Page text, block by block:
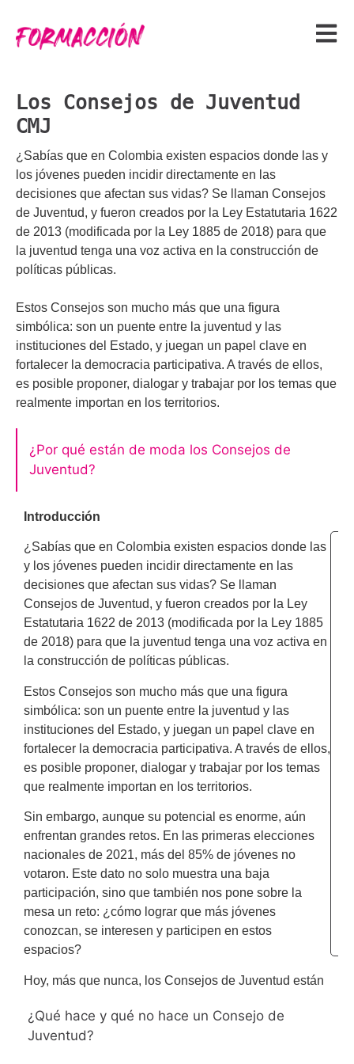
Los Consejos de Juventud
CMJ
¿Sabías que en Colombia existen espacios donde las y
los jóvenes pueden incidir directamente en las
decisiones que afectan sus vidas? Se llaman Consejos
de Juventud, y fueron creados por la Ley Estatutaria 1622
de 2013 (modificada por la Ley 1885 de 2018) para que
la juventud tenga una voz activa en la construcción de
políticas públicas.
Estos Consejos son mucho más que una figura
simbólica: son un puente entre la juventud y las
instituciones del Estado, y juegan un papel clave en
fortalecer la democracia participativa. A través de ellos,
es posible proponer, dialogar y trabajar por los temas que
realmente importan en los territorios.
¿Por qué están de moda los Consejos de
Juventud?
¿Qué hace y qué no hace un Consejo de
Juventud?
Introducción
¿Sabías que en Colombia existen espacios donde las
y los jóvenes pueden incidir directamente en las
decisiones que afectan sus vidas? Se llaman
Consejos de Juventud, y fueron creados por la Ley
Estatutaria 1622 de 2013 (modificada por la Ley 1885
de 2018) para que la juventud tenga una voz activa en
la construcción de políticas públicas.
Estos Consejos son mucho más que una figura
simbólica: son un puente entre la juventud y las
instituciones del Estado, y juegan un papel clave en
fortalecer la democracia participativa. A través de ellos,
es posible proponer, dialogar y trabajar por los temas
que realmente importan en los territorios.
Sin embargo, aunque su potencial es enorme, aún
enfrentan grandes retos. En las primeras elecciones
nacionales de 2021, más del 85% de jóvenes no
votaron. Este dato no solo muestra una baja
participación, sino que también nos pone sobre la
mesa un reto: ¿cómo lograr que más jóvenes
conozcan, se interesen y participen en estos
espacios?
Hoy, más que nunca, los Consejos de Juventud están
una escuela para nuevos liderazgos, sino porque
pueden convertirse en verdaderas plataformas para